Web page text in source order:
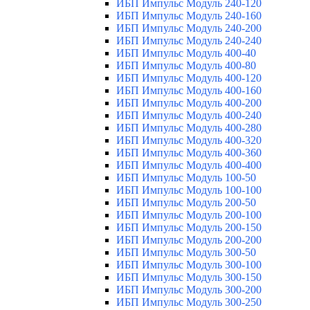
ИБП Импульс Модуль 240-120
ИБП Импульс Модуль 240-160
ИБП Импульс Модуль 240-200
ИБП Импульс Модуль 240-240
ИБП Импульс Модуль 400-40
ИБП Импульс Модуль 400-80
ИБП Импульс Модуль 400-120
ИБП Импульс Модуль 400-160
ИБП Импульс Модуль 400-200
ИБП Импульс Модуль 400-240
ИБП Импульс Модуль 400-280
ИБП Импульс Модуль 400-320
ИБП Импульс Модуль 400-360
ИБП Импульс Модуль 400-400
ИБП Импульс Модуль 100-50
ИБП Импульс Модуль 100-100
ИБП Импульс Модуль 200-50
ИБП Импульс Модуль 200-100
ИБП Импульс Модуль 200-150
ИБП Импульс Модуль 200-200
ИБП Импульс Модуль 300-50
ИБП Импульс Модуль 300-100
ИБП Импульс Модуль 300-150
ИБП Импульс Модуль 300-200
ИБП Импульс Модуль 300-250